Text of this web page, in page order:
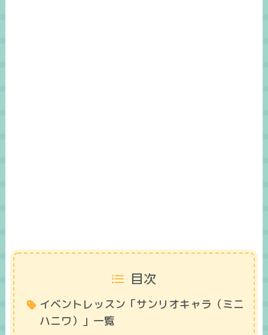
目次
イベントレッスン「サンリオキャラ（ミニ
ハニワ）」一覧